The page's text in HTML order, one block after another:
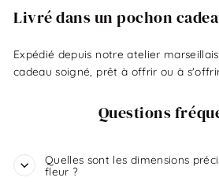
Livré dans un pochon
Expédié depuis notre atelier
cadeau soigné, prêt à offrir ou à
Questions
Quelles sont les dimensions
fleur ?